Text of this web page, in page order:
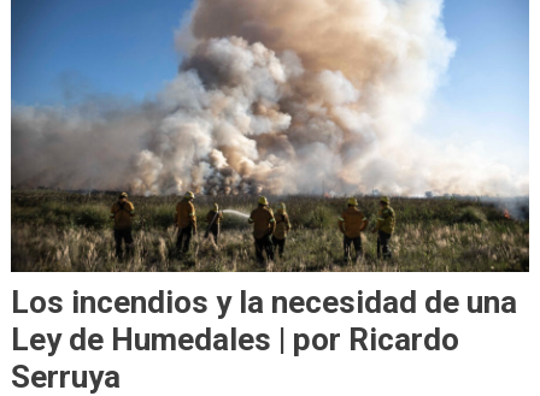
Los incendios y la necesidad de una
Ley de Humedales | por Ricardo
Serruya